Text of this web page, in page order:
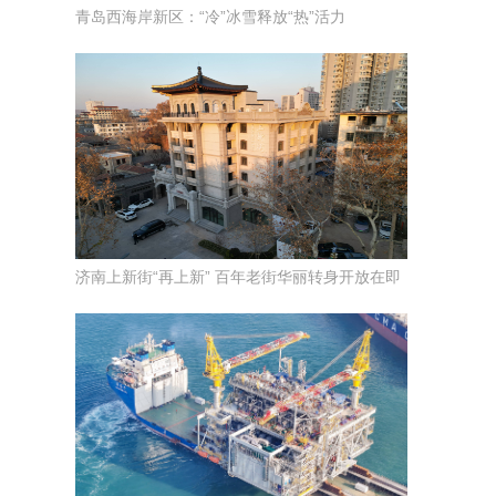
青岛西海岸新区：“冷”冰雪释放“热”活力
济南上新街“再上新” 百年老街华丽转身开放在即